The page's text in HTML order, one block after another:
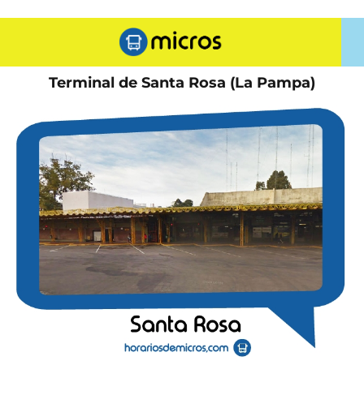
Terminal de Santa Rosa (La Pampa)